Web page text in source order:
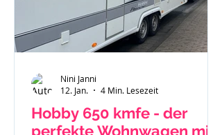
Hobby 650 kmfe - der
perfekte Wohnwagen mit
Nini Janni
12. Jan.
4 Min. Lesezeit